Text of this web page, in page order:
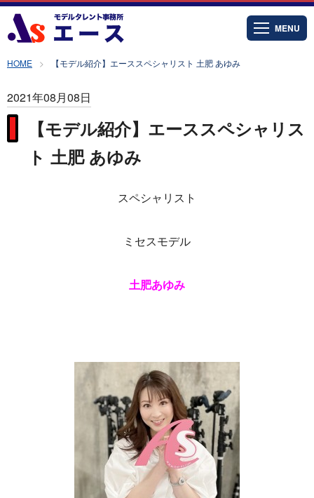
MENU
HOME 【モデル紹介】エーススペシャリスト 土肥 あゆみ
2021年08月08日
【モデル紹介】エーススペシャリス
ト 土肥 あゆみ
スペシャリスト
ミセスモデル
土肥あゆみ